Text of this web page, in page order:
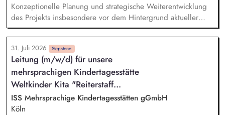
Konzeptionelle Planung und strategische Weiterentwicklung
des Projekts insbesondere vor dem Hintergrund aktueller
politischer Entwicklungen in den Projektregionen,
Öffentlichkeitsarbeit Print und web in Deutsch und Englisch,
Vertretung des Projekts bei Vorträgen, Netzwerk- u.
Fundraisingveranstaltungen, Weiterentwicklung des
Privatspendenfundraisings, regelmäßige Kommunikation mit
und das Gewinnen von (neuen) Spender*innen, Organisation
und Begleitung der etwa jährlich stattfindenden
Dialogseminare.
31. Juli 2026 Stepstone
Leitung (m/w/d) für unsere
mehrsprachigen Kindertagesstätte
Weltkinder Kita "Reiterstaff...
ISS Mehrsprachige Kindertagesstätten gGmbH
Köln